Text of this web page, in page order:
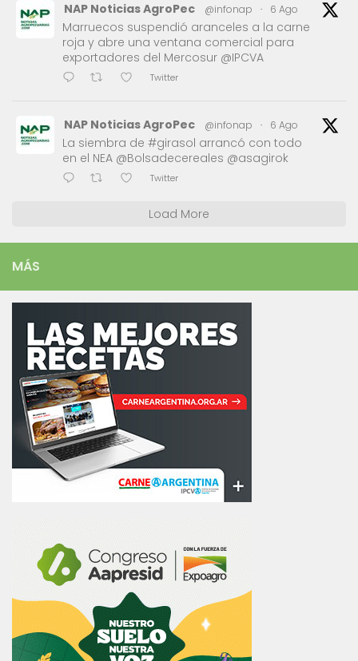
NAP Noticias AgroPec @infonap · 6 Ago
Marruecos suspendió aranceles a la carne
roja y abre una ventana comercial para
exportadores del Mercosur @IPCVA
Twitter
NAP Noticias AgroPec @infonap · 6 Ago
La siembra de #girasol arrancó con todo
en el NEA @Bolsadecereales @asagirok
Twitter
Load More
MÁS